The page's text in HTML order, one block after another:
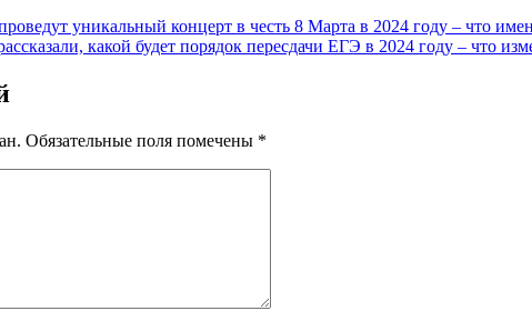
уникальный концерт в честь 8 Марта в 2024 году – что
какой будет порядок пересдачи ЕГЭ в 2024 году – что
Обязательные поля помечены *